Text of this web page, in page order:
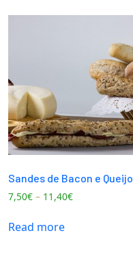
Sandes de Bacon e Queijo
7,50€ – 11,40€
Read more